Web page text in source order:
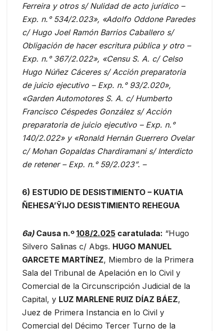
Ferreira y otros s/ Nulidad de acto jurídico –
Exp. n.° 534/2.023», «Adolfo Oddone Paredes
c/ Hugo Joel Ramón Barrios Caballero s/
Obligación de hacer escritura pública y otro –
Exp. n.° 367/2.022», «Censu S. A. c/ Celso
Hugo Núñez Cáceres s/ Acción preparatoria
de juicio ejecutivo – Exp. n.° 93/2.020»,
«Garden Automotores S. A. c/ Humberto
Francisco Céspedes González s/ Acción
preparatoria de juicio ejecutivo – Exp. n.°
140/2.022» y «Ronald Hernán Guerrero Ovelar
c/ Mohan Gopaldas Chardiramani s/ Interdicto
de retener – Exp. n.° 59/2.023”. –
6) ESTUDIO DE DESISTIMIENTO – KUATIA
ÑEHESA’ỸIJO DESISTIMIENTO REHEGUA
6a) Causa n.º 108/2.025 caratulada: “Hugo
Silvero Salinas c/ Abgs. HUGO MANUEL
GARCETE MARTÍNEZ, Miembro de la Primera
Sala del Tribunal de Apelación en lo Civil y
Comercial de la Circunscripción Judicial de la
Capital, y LUZ MARLENE RUIZ DÍAZ BÁEZ,
Juez de Primera Instancia en lo Civil y
Comercial del Décimo Tercer Turno de la